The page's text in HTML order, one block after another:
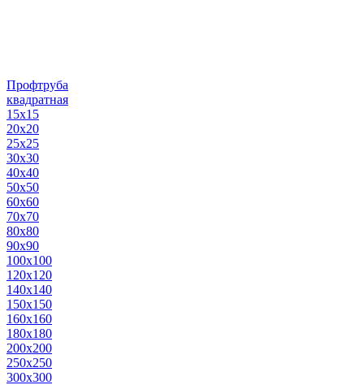
Профтруба
квадратная
15х15
20х20
25х25
30х30
40х40
50х50
60х60
70х70
80х80
90х90
100х100
120х120
140х140
150х150
160х160
180х180
200х200
250х250
300х300